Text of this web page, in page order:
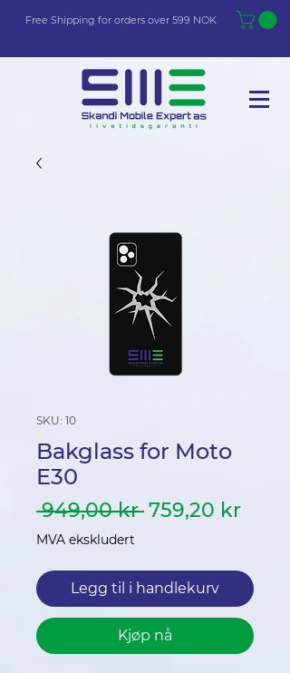
Free Shipping for orders over 599 NOK
SKU: 10
Bakglass for Moto
E30
949,00 kr Vanlig
759,20 kr
MVA ekskludert
Legg til i handlekurv
Kjøp nå